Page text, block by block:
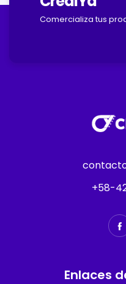
Comercializa tus
+58-
Enlaces